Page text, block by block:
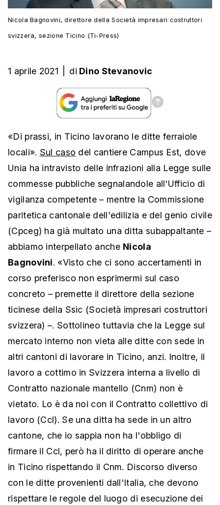
Nicola Bagnovini, direttore della Società impresari costruttori
svizzera, sezione Ticino (Ti-Press)
1 aprile 2021 di Dino Stevanovic
«Di prassi, in Ticino lavorano le ditte ferraiole
locali». Sul caso del cantiere Campus Est, dove
Unia ha intravisto delle infrazioni alla Legge sulle
commesse pubbliche segnalandole all'Ufficio di
vigilanza competente – mentre la Commissione
paritetica cantonale dell'edilizia e del genio civile
(Cpceg) ha già multato una ditta subappaltante –
abbiamo interpellato anche Nicola
Bagnovini. «Visto che ci sono accertamenti in
corso preferisco non esprimermi sul caso
concreto – premette il direttore della sezione
ticinese della Ssic (Società impresari costruttori
svizzera) –. Sottolineo tuttavia che la Legge sul
mercato interno non vieta alle ditte con sede in
altri cantoni di lavorare in Ticino, anzi. Inoltre, il
lavoro a cottimo in Svizzera interna a livello di
Contratto nazionale mantello (Cnm) non è
vietato. Lo è da noi con il Contratto collettivo di
lavoro (Ccl). Se una ditta ha sede in un altro
cantone, che io sappia non ha l'obbligo di
firmare il Ccl, però ha il diritto di operare anche
in Ticino rispettando il Cnm. Discorso diverso
con le ditte provenienti dall'Italia, che devono
rispettare le regole del luogo di esecuzione dei